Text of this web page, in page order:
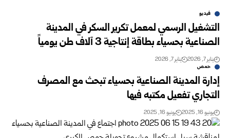
فيديو
التشغيل الرسمي لمعمل تكرير السكر في المدينة
الصناعية بحسياء بطاقة إنتاجية 3 آلاف طن يومياً
يناير 7, 2026 يناير 7, 2026
حمص
إدارة المدينة الصناعية بحسياء تبحث مع المصرف
التجاري تفعيل مكتبه فيها
يونيو 16, 2025 يونيو 16, 2025